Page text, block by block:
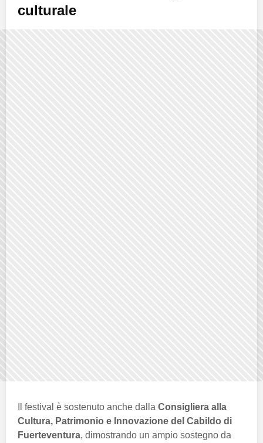
culturale
Il festival è sostenuto anche dalla Consigliera alla
Cultura, Patrimonio e Innovazione del Cabildo di
Fuerteventura, dimostrando un ampio sostegno da